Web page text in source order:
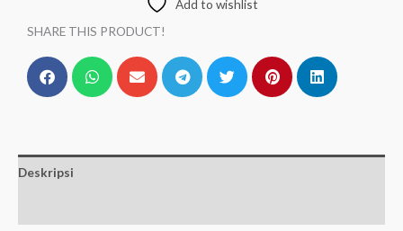
Add to wishlist
SHARE THIS PRODUCT!
Deskripsi